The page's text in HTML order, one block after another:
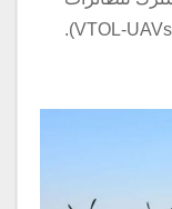
المسيرة ذات الإقلاع والهبوط العمودي (VTOL-UAVs).